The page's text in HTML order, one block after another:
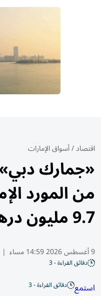
اقتصاد/أسواق الإمارات
«جمارك
9.7 مليون درهم
9 أغسطس 2026 14:59 مساء |
دقائق القراءة - 3
استمع دقائق القراءة - 3